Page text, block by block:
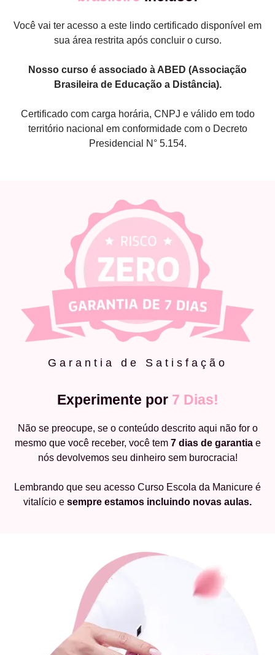
Você vai ter acesso a este lindo certificado disponível em
sua área restrita após concluir o curso.
Nosso curso é associado à ABED (Associação
Brasileira de Educação a Distância).
Certificado com carga horária, CNPJ e válido em todo
território nacional em conformidade com o Decreto
Presidencial N° 5.154.
Garantia de Satisfação
Experimente por 7 Dias!
Não se preocupe, se o conteúdo descrito aqui não for o
mesmo que você receber, você tem 7 dias de garantiae
nós devolvemos seu dinheiro sem burocracia!
Lembrando que seu acesso Curso Escola da Manicure é
vitalício e sempre estamos incluindo novas aulas.